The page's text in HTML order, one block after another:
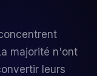
majorité n'ont
leurs